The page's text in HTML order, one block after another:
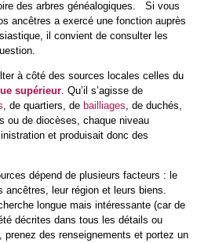
des arbres généalogiques. Si vous
ancêtres a exercé une fonction auprès
il convient de consulter les
à côté des sources locales celles du
supérieur. Qu’il s’agisse de
, de quartiers, de bailliages, de duchés,
ou de diocèses, chaque niveau
et produisait donc des
dépend de plusieurs facteurs : le
leur région et leurs biens.
longue mais intéressante (car de
décrites dans tous les détails ou
prenez des renseignements et portez un